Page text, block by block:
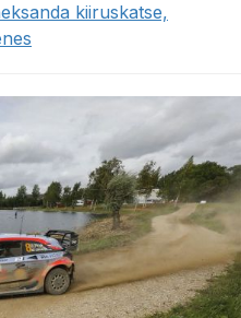
kiiruskatse,